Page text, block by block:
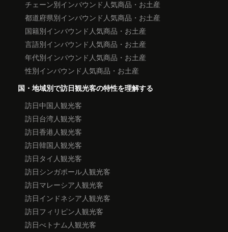
チェーン別インバウンド人気商品・お土産
都道府県別インバウンド人気商品・お土産
国籍別インバウンド人気商品・お土産
言語別インバウンド人気商品・お土産
年代別インバウンド人気商品・お土産
性別インバウンド人気商品・お土産
国・地域別で訪日観光客の特性を理解する
訪日中国人観光客
訪日台湾人観光客
訪日香港人観光客
訪日韓国人観光客
訪日タイ人観光客
訪日シンガポール人観光客
訪日マレーシア人観光客
訪日インドネシア人観光客
訪日フィリピン人観光客
訪日べトナム人観光客